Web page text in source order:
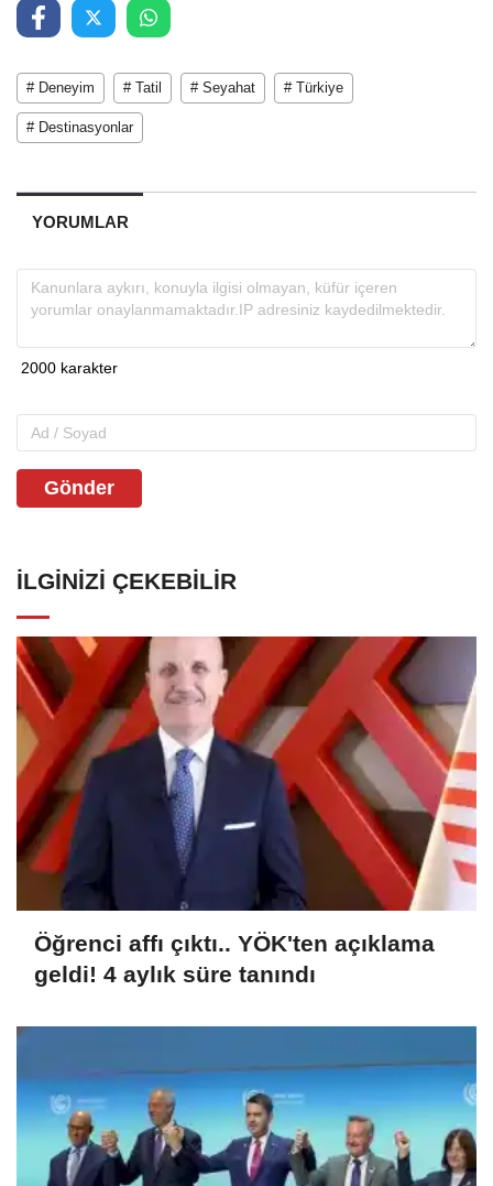
# Deneyim # Tatil # Seyahat # Türkiye
# Destinasyonlar
YORUMLAR
Gönder
İLGINIZI ÇEKEBILIR
Öğrenci affı çıktı.. YÖK'ten açıklama
geldi! 4 aylık süre tanındı